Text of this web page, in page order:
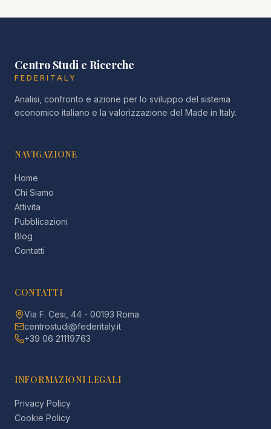
Centro Studi e Ricerche
FEDERITALY
Analisi, confronto e azione per lo sviluppo del sistema
economico italiano e la valorizzazione del Made in Italy.
NAVIGAZIONE
Home
Chi Siamo
Attivita
Pubblicazioni
Blog
Contatti
CONTATTI
Via F. Cesi, 44 - 00193 Roma
centrostudi@federitaly.it
+39 06 21119763
INFORMAZIONI LEGALI
Privacy Policy
Cookie Policy